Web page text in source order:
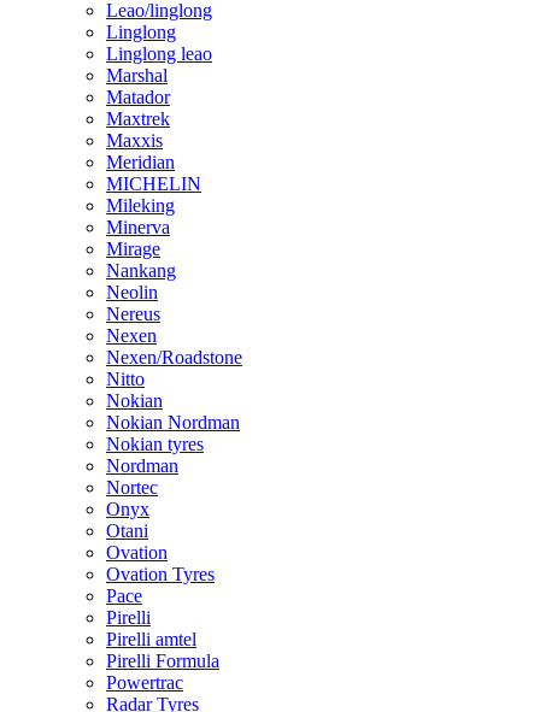
Leao/linglong
Linglong
Linglong leao
Marshal
Matador
Maxtrek
Maxxis
Meridian
MICHELIN
Mileking
Minerva
Mirage
Nankang
Neolin
Nereus
Nexen
Nexen/Roadstone
Nitto
Nokian
Nokian Nordman
Nokian tyres
Nordman
Nortec
Onyx
Otani
Ovation
Ovation Tyres
Pace
Pirelli
Pirelli amtel
Pirelli Formula
Powertrac
Radar Tyres